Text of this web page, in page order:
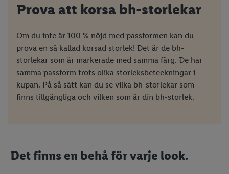
Prova att korsa bh-storlekar
Om du inte är 100 % nöjd med passformen kan du
prova en så kallad korsad storlek! Det är de bh-
storlekar som är markerade med samma färg. De har
samma passform trots olika storleksbeteckningar i
kupan. På så sätt kan du se vilka bh-storlekar som
finns tillgängliga och vilken som är din bh-storlek.
Det finns en behå för varje look.